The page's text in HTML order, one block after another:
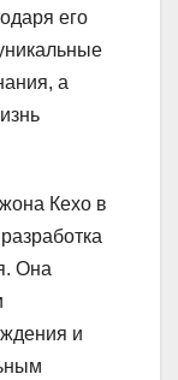
его
а
Кехо в
Она
и